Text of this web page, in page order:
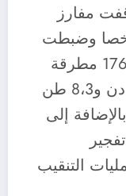
مفارز
الشعبي 317 شخصا وضبطت
33 مركبة و198 مولدا كهربائيا و176 مطرقة
ضغط و14 جهاز كشف عن المعادن و8،3 طن
إلى
التنقيب